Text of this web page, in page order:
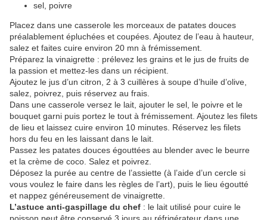
sel, poivre
Placez dans une casserole les morceaux de patates douces
préalablement épluchées et coupées. Ajoutez de l’eau à hauteur,
salez et faites cuire environ 20 mn à frémissement.
Préparez la vinaigrette : prélevez les grains et le jus de fruits de
la passion et mettez-les dans un récipient.
Ajoutez le jus d’un citron, 2 à 3 cuillères à soupe d’huile d’olive,
salez, poivrez, puis réservez au frais.
Dans une casserole versez le lait, ajouter le sel, le poivre et le
bouquet garni puis portez le tout à frémissement. Ajoutez les filets
de lieu et laissez cuire environ 10 minutes. Réservez les filets
hors du feu en les laissant dans le lait.
Passez les patates douces égouttées au blender avec le beurre
et la crème de coco. Salez et poivrez.
Déposez la purée au centre de l’assiette (à l’aide d’un cercle si
vous voulez le faire dans les règles de l’art), puis le lieu égoutté
et nappez généreusement de vinaigrette.
L’astuce anti-gaspillage du chef : le lait utilisé pour cuire le